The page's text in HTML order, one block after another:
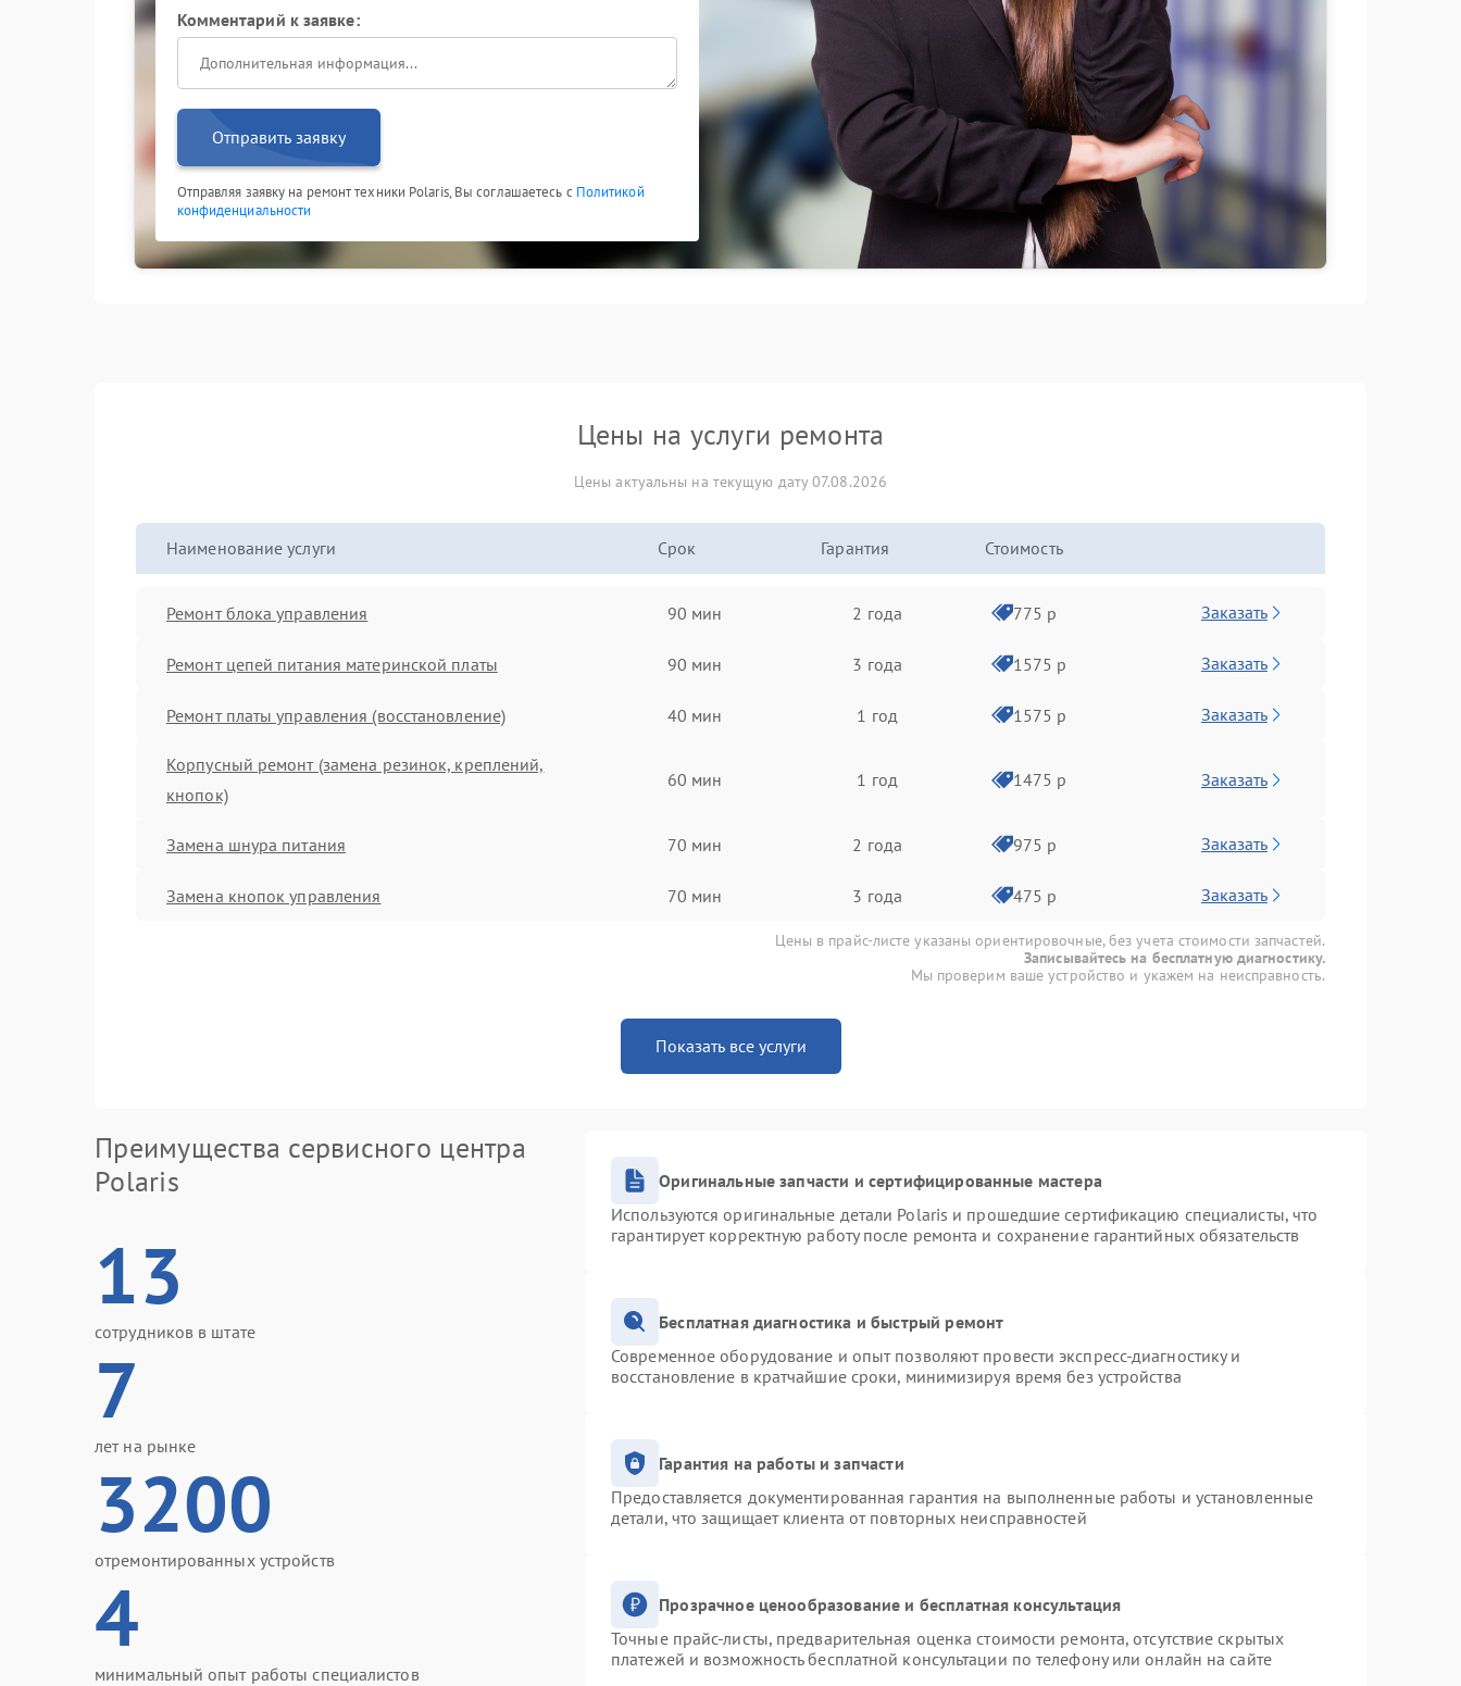
Комментарий к заявке:
Отправить заявку
Отправляя заявку на ремонт техники Polaris, Вы соглашаетесь с Политикой
конфиденциальности
Цены на услуги ремонта
Цены актуальны на текущую дату 07.08.2026
Наименование услуги Срок Гарантия Стоимость
Ремонт блока управления 90 мин 2 года 775 р Заказать
Ремонт цепей питания материнской платы 90 мин 3 года 1575 р Заказать
Ремонт платы управления (восстановление) 40 мин 1 год 1575 р Заказать
Корпусный ремонт (замена резинок, креплений,
кнопок)
60 мин 1 год 1475 р Заказать
Замена шнура питания 70 мин 2 года 975 р Заказать
Замена кнопок управления 70 мин 3 года 475 р Заказать
Цены в прайс-листе указаны ориентировочные, без учета стоимости запчастей.
Записывайтесь на бесплатную диагностику.
Мы проверим ваше устройство и укажем на неисправность.
Показать все услуги
Преимущества сервисного центра
Polaris
13
сотрудников в штате
7
лет на рынке
3200
отремонтированных устройств
4
минимальный опыт работы специалистов
Оригинальные запчасти и сертифицированные мастера
Используются оригинальные детали Polaris и прошедшие сертификацию специалисты, что
гарантирует корректную работу после ремонта и сохранение гарантийных обязательств
Бесплатная диагностика и быстрый ремонт
Современное оборудование и опыт позволяют провести экспресс-диагностику и
восстановление в кратчайшие сроки, минимизируя время без устройства
Гарантия на работы и запчасти
Предоставляется документированная гарантия на выполненные работы и установленные
детали, что защищает клиента от повторных неисправностей
Прозрачное ценообразование и бесплатная консультация
Точные прайс-листы, предварительная оценка стоимости ремонта, отсутствие скрытых
платежей и возможность бесплатной консультации по телефону или онлайн на сайте